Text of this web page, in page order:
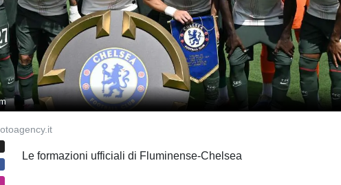
Le formazioni ufficiali di Fluminense-Chelsea